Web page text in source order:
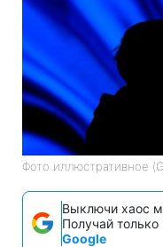
Фото иллюстративное
Выключи хаос
Получай
Google